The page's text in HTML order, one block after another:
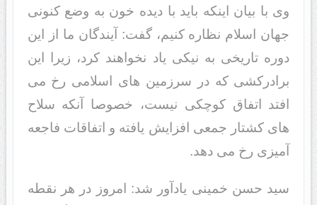
وی با بیان اینکه باید با دیده خون به وضع کنونی
جهان اسلام نظاره کنیم، گفت: آیندگان ما از این
دوره تاریخی به نیکی یاد نخواهند کرد، زیرا این
برادرکشی که در سرزمین های اسلامی رخ می
افتد اتفاق کوچکی نیست، خصوصا آنکه سلاح
های کشتار جمعی افزایش یافته و اتفاقات فاجعه
آمیزی رخ می دهد.
سید حسن خمینی یادآور شد: امروز در هر نقطه